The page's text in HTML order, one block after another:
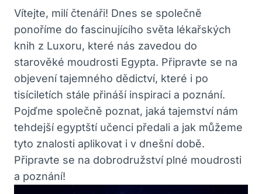
Vítejte, milí čtenáři! Dnes se společně
ponoříme do fascinujícího světa lékařských
knih z Luxoru, které nás zavedou do
starověké moudrosti Egypta. Připravte se na
objevení tajemného dědictví, které i po
tisíciletích stále přináší inspiraci a poznání.
Pojďme společně poznat, jaká tajemství nám
tehdejší egyptští učenci předali a jak můžeme
tyto znalosti aplikovat i v dnešní době.
Připravte se na dobrodružství plné moudrosti
a poznání!